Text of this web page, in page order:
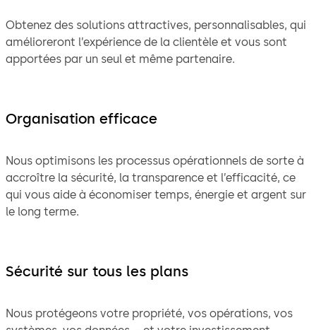
Obtenez des solutions attractives, personnalisables, qui
amélioreront l’expérience de la clientèle et vous sont
apportées par un seul et même partenaire.
Organisation efficace
Nous optimisons les processus opérationnels de sorte à
accroître la sécurité, la transparence et l’efficacité, ce
qui vous aide à économiser temps, énergie et argent sur
le long terme.
Sécurité sur tous les plans
Nous protégeons votre propriété, vos opérations, vos